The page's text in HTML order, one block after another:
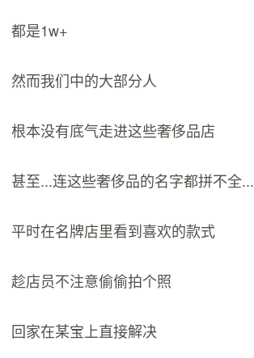
都是1w+
然而我们中的大部分人
根本没有底气走进这些奢侈品店
甚至...连这些奢侈品的名字都拼不全...
平时在名牌店里看到喜欢的款式
趁店员不注意偷偷拍个照
回家在某宝上直接解决